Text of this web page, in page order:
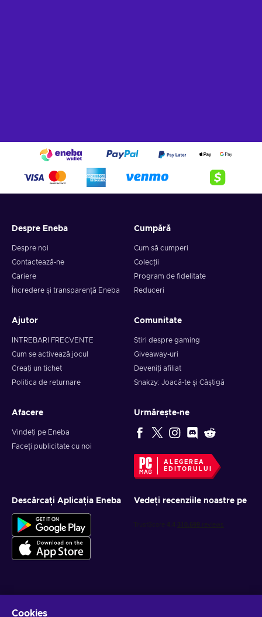
Despre Eneba
Despre noi
Contactează-ne
Cariere
Încredere și transparență Eneba
Cumpără
Cum să cumperi
Colecții
Program de fidelitate
Reduceri
Ajutor
INTREBARI FRECVENTE
Cum se activează jocul
Creați un tichet
Politica de returnare
Comunitate
Știri despre gaming
Giveaway-uri
Deveniți afiliat
Snakzy: Joacă-te și Câștigă
Afacere
Vindeți pe Eneba
Faceți publicitate cu noi
Urmărește-ne
ALEGEREA
EDITORULUI
Descărcați Aplicația Eneba Vedeți recenziile noastre pe
Cookies